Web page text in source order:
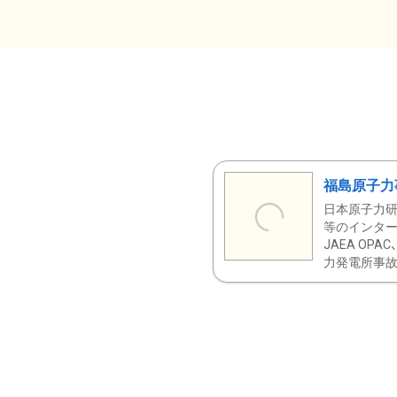
福島原子
日本原子力
等のインタ
JAEA OPAC
力発電所事